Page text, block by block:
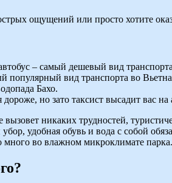
ощущений или просто хотите
– самый дешевый вид
популярный вид транспорта во
Бахо.
но зато таксист высадит вас
вызовет никаких трудностей,
удобная обувь и вода с собой
много во влажном микроклимате